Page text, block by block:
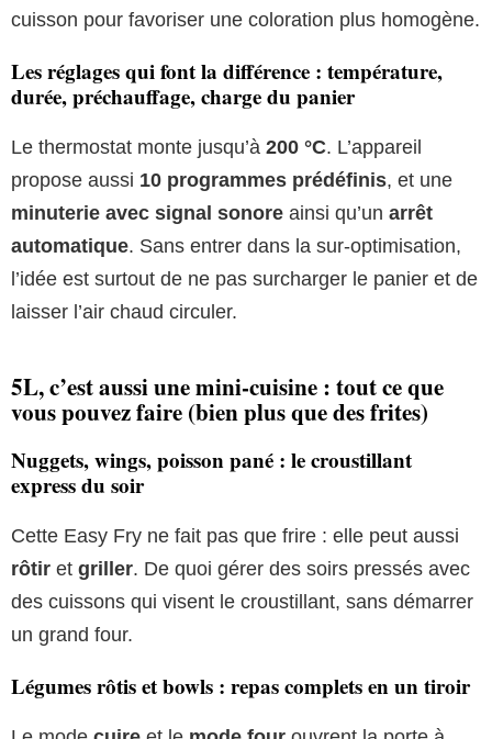
cuisson pour favoriser une coloration plus homogène.
Les réglages qui font la différence : température,
durée, préchauffage, charge du panier
Le thermostat monte jusqu’à 200 °C. L’appareil
propose aussi 10 programmes prédéfinis, et une
minuterie avec signal sonore ainsi qu’un arrêt
automatique. Sans entrer dans la sur-optimisation,
l’idée est surtout de ne pas surcharger le panier et de
laisser l’air chaud circuler.
5L, c’est aussi une mini-cuisine : tout ce que
vous pouvez faire (bien plus que des frites)
Nuggets, wings, poisson pané : le croustillant
express du soir
Cette Easy Fry ne fait pas que frire : elle peut aussi
rôtir et griller. De quoi gérer des soirs pressés avec
des cuissons qui visent le croustillant, sans démarrer
un grand four.
Légumes rôtis et bowls : repas complets en un tiroir